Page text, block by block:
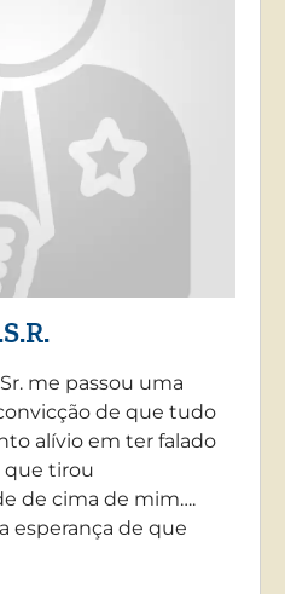
me passou uma
de que tudo
alívio em ter falado
que tirou
de cima de mim….
esperança de que